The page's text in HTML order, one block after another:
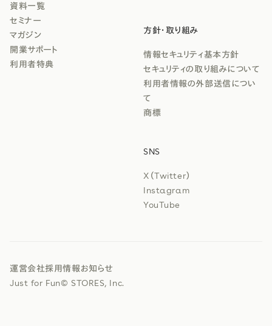
資料一覧
セミナー
マガジン
開業サポート
利用者特典
方針・取り組み
情報セキュリティ基本方針
セキュリティの取り組みについて
利用者情報の外部送信につい
て
商標
SNS
X（Twitter）
Instagram
YouTube
運営会社採用情報お知らせ
Just for Fun© STORES, Inc.